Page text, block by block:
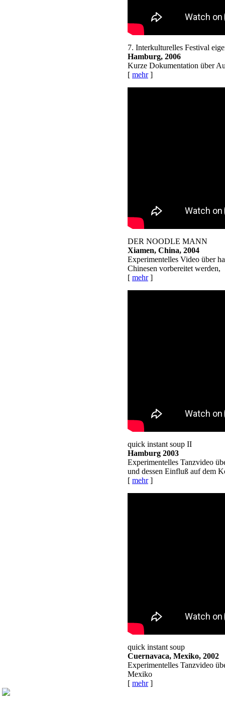
7. Interkulturelles Festival
Hamburg, 2006
Kurze Dokumentation über
[ mehr]
DER NOODLE MANN
Xiamen, China, 2004
Experimentelles Video über
Chinesen vorbereitet werden,
[ mehr]
quick instant soup II
Hamburg 2003
Experimentelles Tanzvideo
und dessen Einfluß auf dem
[ mehr]
quick instant soup
Cuernavaca, Mexiko, 2002
Experimentelles Tanzvideo
Mexiko
[ mehr]